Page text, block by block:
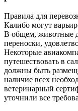
Правила для
Калибо могут
В общем, животные
переноски,
Некоторые
путешествовать в
должны быть
наличие всех
ветеринарный
уточнили все